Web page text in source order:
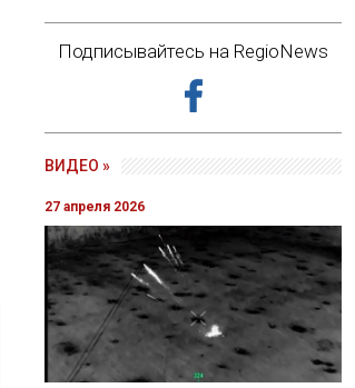
Подписывайтесь на RegioNews
ВИДЕО »
27 апреля 2026